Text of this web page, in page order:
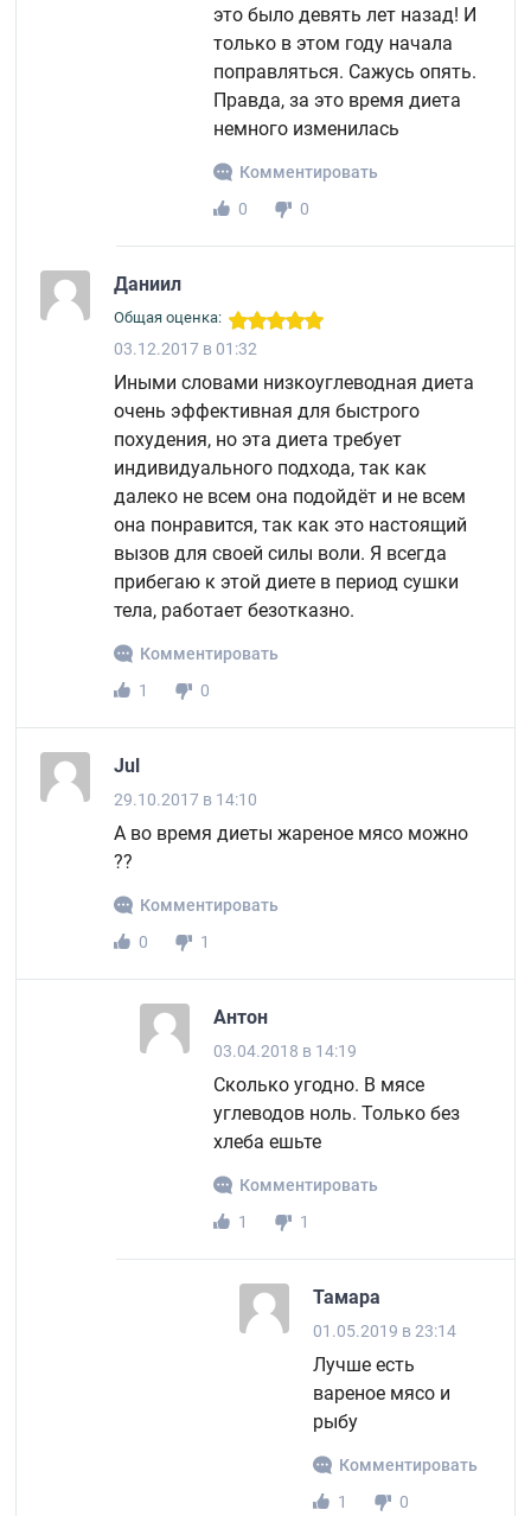
это было девять лет назад! И
только в этом году начала
поправляться. Сажусь опять.
Правда, за это время диета
немного изменилась
Комментировать
0
0
Даниил
Общая оценка:
03.12.2017 в 01:32
Иными словами низкоуглеводная диета
очень эффективная для быстрого
похудения, но эта диета требует
индивидуального подхода, так как
далеко не всем она подойдёт и не всем
она понравится, так как это настоящий
вызов для своей силы воли. Я всегда
прибегаю к этой диете в период сушки
тела, работает безотказно.
Комментировать
1
0
Jul
29.10.2017 в 14:10
А во время диеты жареное мясо можно
??
Комментировать
0
1
Антон
03.04.2018 в 14:19
Сколько угодно. В мясе
углеводов ноль. Только без
хлеба ешьте
Комментировать
1
1
Тамара
01.05.2019 в 23:14
Лучше есть
вареное мясо и
рыбу
Комментировать
1
0